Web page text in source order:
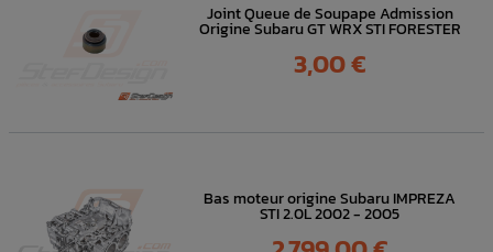
Joint Queue de Soupape Admission
Origine Subaru GT WRX STI FORESTER
Prix
3,00 €
Bas moteur origine Subaru IMPREZA
STI 2.0L 2002 - 2005
Prix